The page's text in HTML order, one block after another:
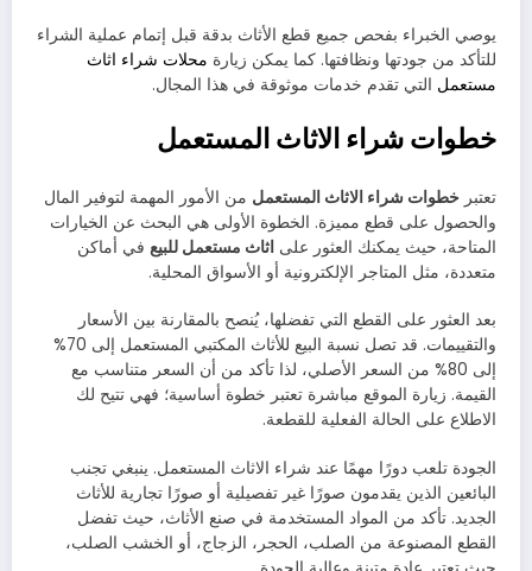
يوصي الخبراء بفحص جميع قطع الأثاث بدقة قبل إتمام عملية الشراء
للتأكد من جودتها ونظافتها. كما يمكن زيارة محلات شراء اثاث
مستعمل التي تقدم خدمات موثوقة في هذا المجال.
خطوات شراء الاثاث المستعمل
تعتبر خطوات شراء الاثاث المستعمل من الأمور المهمة لتوفير المال
والحصول على قطع مميزة. الخطوة الأولى هي البحث عن الخيارات
المتاحة، حيث يمكنك العثور على اثاث مستعمل للبيع في أماكن
متعددة، مثل المتاجر الإلكترونية أو الأسواق المحلية.
بعد العثور على القطع التي تفضلها، يُنصح بالمقارنة بين الأسعار
والتقييمات. قد تصل نسبة البيع للأثاث المكتبي المستعمل إلى 70%
إلى 80% من السعر الأصلي، لذا تأكد من أن السعر متناسب مع
القيمة. زيارة الموقع مباشرة تعتبر خطوة أساسية؛ فهي تتيح لك
الاطلاع على الحالة الفعلية للقطعة.
الجودة تلعب دورًا مهمًا عند شراء الاثاث المستعمل. ينبغي تجنب
البائعين الذين يقدمون صورًا غير تفصيلية أو صورًا تجارية للأثاث
الجديد. تأكد من المواد المستخدمة في صنع الأثاث، حيث تفضل
القطع المصنوعة من الصلب، الحجر، الزجاج، أو الخشب الصلب،